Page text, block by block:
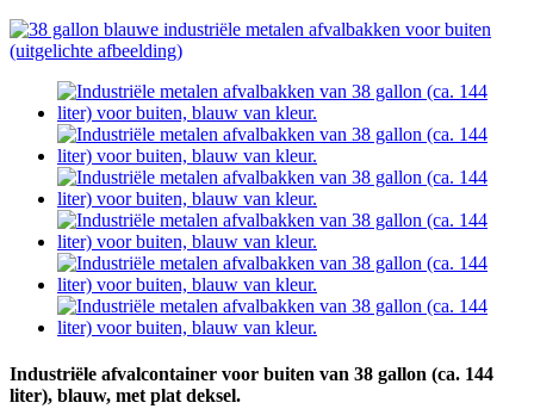
Industriële afvalcontainer voor buiten van 38 gallon (ca. 144
liter), blauw, met plat deksel.